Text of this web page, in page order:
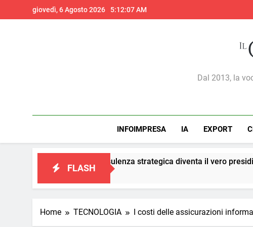
to
giovedì, 6 Agosto 2026 5:12:08 AM
Il
Dal 2013, la
INFOIMPRESA IA EXPORT
FLASH
la consulenza strategica diventa il vero presidio di conformità e
Home TECNOLOGIA I costi delle assicurazioni